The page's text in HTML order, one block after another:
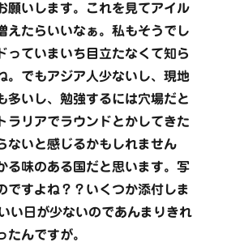
願いします。これを見てアイル
えたらいいなぁ。私もそうでし
っていまいち目立たなくて知ら
。でもアジア人少ないし、現地
多いし、勉強するには穴場だと
ラリアでラウンドとかしてきた
ないと感じるかもしれません
る味のある国だと思います。写
ですよね？？いくつか添付しま
日が少ないのであんまりきれ
たんですが。